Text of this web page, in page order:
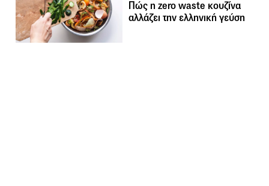
Πώς η zero waste κουζίνα
αλλάζει την ελληνική γεύση